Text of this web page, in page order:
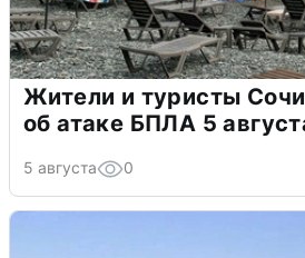
Жители и туристы
об атаке БПЛА 5
5 августа 0